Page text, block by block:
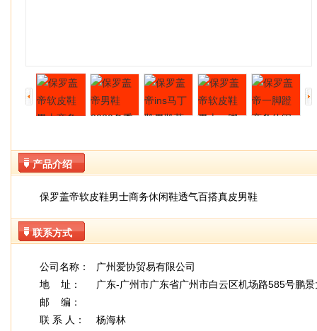
产品介绍
保罗盖帝软皮鞋男士商务休闲鞋透气百搭真皮男鞋
联系方式
公司名称：
广州爱协贸易有限公司
地 址：
广东-广州市广东省广州市白云区机场路585号鹏
邮 编：
联 系 人：
杨海林